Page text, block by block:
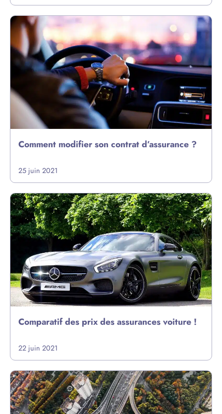
Comment modifier son contrat d’assurance ?
25 juin 2021
Comparatif des prix des assurances voiture !
22 juin 2021